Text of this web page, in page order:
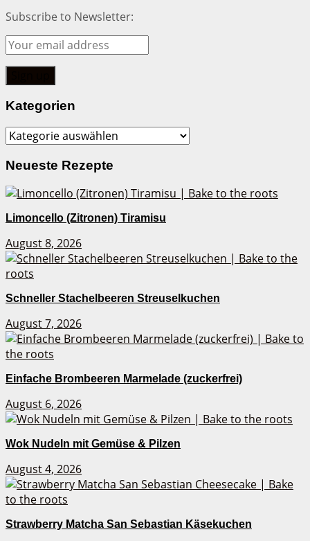
Subscribe to Newsletter:
Kategorien
Kategorien
Neueste Rezepte
Limoncello (Zitronen) Tiramisu
August 8, 2026
Schneller Stachelbeeren Streuselkuchen
August 7, 2026
Einfache Brombeeren Marmelade (zuckerfrei)
August 6, 2026
Wok Nudeln mit Gemüse & Pilzen
August 4, 2026
Strawberry Matcha San Sebastian Käsekuchen